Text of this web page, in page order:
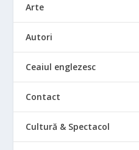
Arte
Autori
Ceaiul englezesc
Contact
Cultură & Spectacol